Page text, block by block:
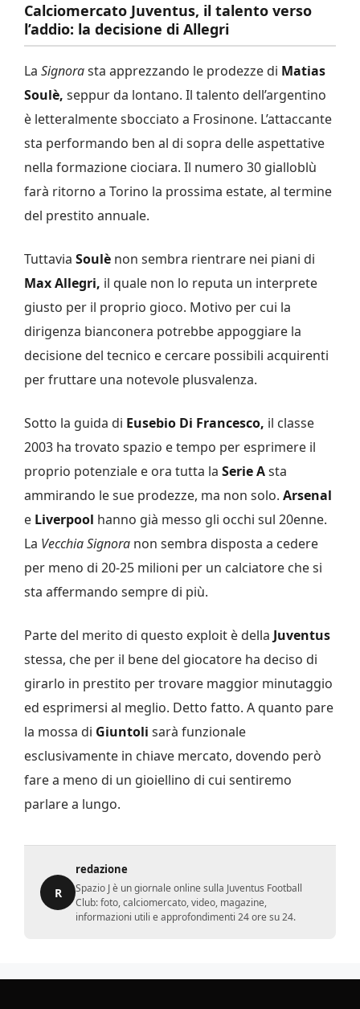
Calciomercato Juventus, il talento verso
l’addio: la decisione di Allegri
La Signorasta apprezzando le prodezze di Matias
Soulè, seppur da lontano. Il talento dell’argentino
è letteralmente sbocciato a Frosinone. L’attaccante
sta performando ben al di sopra delle aspettative
nella formazione ciociara. Il numero 30 gialloblù
farà ritorno a Torino la prossima estate, al termine
del prestito annuale.
Tuttavia Soulè non sembra rientrare nei piani di
Max Allegri, il quale non lo reputa un interprete
giusto per il proprio gioco. Motivo per cui la
dirigenza bianconera potrebbe appoggiare la
decisione del tecnico e cercare possibili acquirenti
per fruttare una notevole plusvalenza.
Sotto la guida di Eusebio Di Francesco, il classe
2003 ha trovato spazio e tempo per esprimere il
proprio potenziale e ora tutta la Serie Asta
ammirando le sue prodezze, ma non solo. Arsenal
e Liverpool hanno già messo gli occhi sul 20enne.
La Vecchia Signora non sembra disposta a cedere
per meno di 20-25 milioni per un calciatore che si
sta affermando sempre di più.
Parte del merito di questo exploit è della Juventus
stessa, che per il bene del giocatore ha deciso di
girarlo in prestito per trovare maggior minutaggio
ed esprimersi al meglio. Detto fatto. A quanto pare
la mossa di Giuntoli sarà funzionale
esclusivamente in chiave mercato, dovendo però
fare a meno di un gioiellino di cui sentiremo
parlare a lungo.
R
redazione
Spazio J è un giornale online sulla Juventus Football
Club: foto, calciomercato, video, magazine,
informazioni utili e approfondimenti 24 ore su 24.